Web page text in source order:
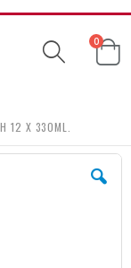
0
12 X 330ML.